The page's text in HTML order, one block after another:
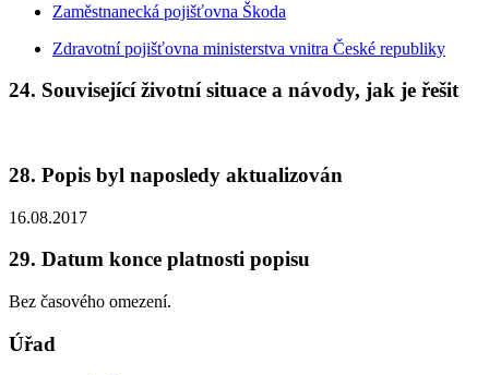
Zaměstnanecká pojišťovna Škoda
Zdravotní pojišťovna ministerstva vnitra České republiky
24. Související životní situace a návody, jak je řešit
28. Popis byl naposledy aktualizován
16.08.2017
29. Datum konce platnosti popisu
Bez časového omezení.
Úřad